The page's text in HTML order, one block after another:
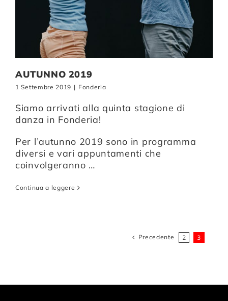
AUTUNNO 2019
1 Settembre 2019 | Fonderia
Siamo arrivati alla quinta stagione di
danza in Fonderia!
Per l’autunno 2019 sono in programma
diversi e vari appuntamenti che
coinvolgeranno …
Continua a leggere
Precedente 2 3